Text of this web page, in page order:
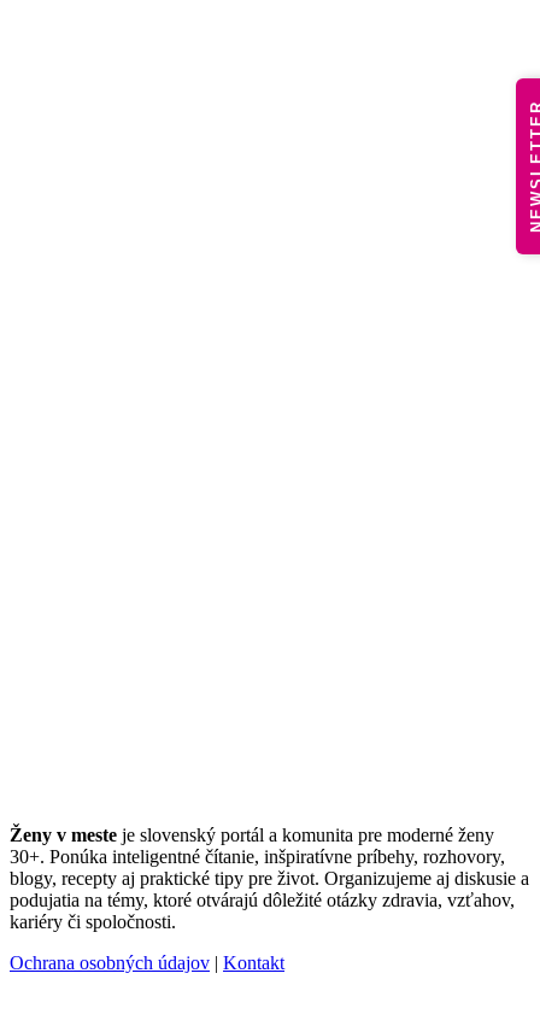
Ženy v meste je slovenský portál a komunita pre moderné ženy
30+. Ponúka inteligentné čítanie, inšpiratívne príbehy, rozhovory,
blogy, recepty aj praktické tipy pre život. Organizujeme aj diskusie a
podujatia na témy, ktoré otvárajú dôležité otázky zdravia, vzťahov,
kariéry či spoločnosti.
Ochrana osobných údajov | Kontakt